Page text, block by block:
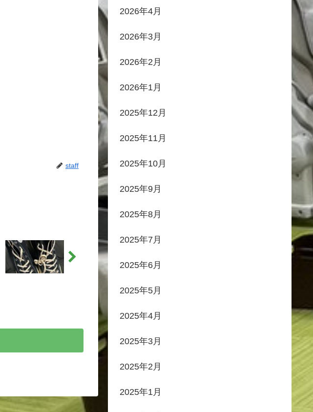
staff
2026年4月
2026年3月
2026年2月
2026年1月
2025年12月
2025年11月
2025年10月
2025年9月
2025年8月
2025年7月
2025年6月
2025年5月
2025年4月
2025年3月
2025年2月
2025年1月